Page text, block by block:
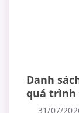
Danh
quá trình
bệnh
31/07/